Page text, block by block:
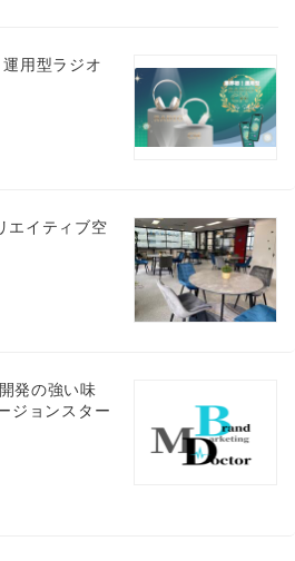
用型ラジオ
エイティブ空
発の強い味
ジョンスター